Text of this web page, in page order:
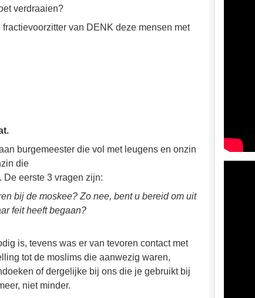
verdraaien?
van DENK deze mensen met
burgemeester die vol met leugens en onzin
die
De eerste 3 vragen zijn:
bij de moskee? Zo nee, bent u bereid om uit
feit heeft begaan?
is, tevens was er van tevoren contact met
tot de moslims die aanwezig waren,
of dergelijke bij ons die je gebruikt bij
niet minder.